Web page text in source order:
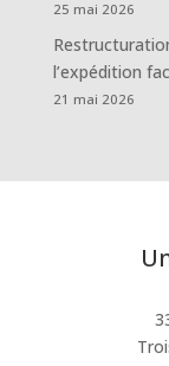
25 mai 2026
l’expédition
21 mai 2026